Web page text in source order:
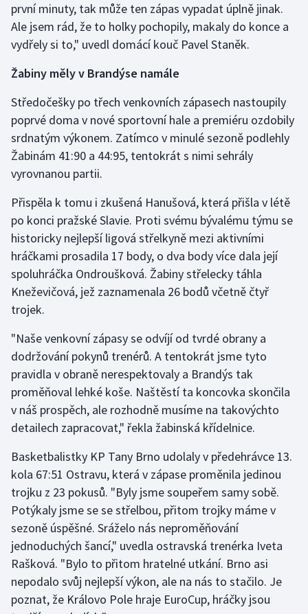
Olympijské hry
Parasport
Plážový volejbal
Ragby
Rychlobruslení
Rychlostní kanoistika
Short track
Sportovní střelba
Stolní tenis
Triatlon
Veslování
Vodní slalom
Ostatní
první minuty, tak může ten zápas vypadat úplně jinak.
Ale jsem rád, že to holky pochopily, makaly do konce a
vydřely si to," uvedl domácí kouč Pavel Staněk.
Žabiny měly v Brandýse namále
Středočešky po třech venkovních zápasech nastoupily
poprvé doma v nové sportovní hale a premiéru ozdobily
srdnatým výkonem. Zatímco v minulé sezoně podlehly
Žabinám 41:90 a 44:95, tentokrát s nimi sehrály
vyrovnanou partii.
Přispěla k tomu i zkušená Hanušová, která přišla v létě
po konci pražské Slavie. Proti svému bývalému týmu se
historicky nejlepší ligová střelkyně mezi aktivními
hráčkami prosadila 17 body, o dva body více dala její
spoluhráčka Ondroušková. Žabiny střelecky táhla
Kneževičová, jež zaznamenala 26 bodů včetně čtyř
trojek.
"Naše venkovní zápasy se odvíjí od tvrdé obrany a
dodržování pokynů trenérů. A tentokrát jsme tyto
pravidla v obraně nerespektovaly a Brandýs tak
proměňoval lehké koše. Naštěstí ta koncovka skončila
v náš prospěch, ale rozhodně musíme na takovýchto
detailech zapracovat," řekla žabinská křídelnice.
Basketbalistky KP Tany Brno udolaly v předehrávce 13.
kola 67:51 Ostravu, která v zápase proměnila jedinou
trojku z 23 pokusů. "Byly jsme soupeřem samy sobě.
Potýkaly jsme se se střelbou, přitom trojky máme v
sezoně úspěšné. Sráželo nás neproměňování
jednoduchých šancí," uvedla ostravská trenérka Iveta
Rašková. "Bylo to přitom hratelné utkání. Brno asi
nepodalo svůj nejlepší výkon, ale na nás to stačilo. Je
poznat, že Královo Pole hraje EuroCup, hráčky jsou